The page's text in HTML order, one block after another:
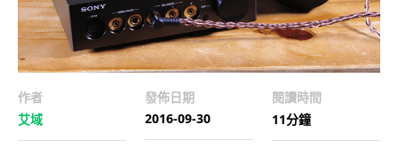
作者
艾域
發佈日期
2016-09-30
閱讀時間
11分鐘